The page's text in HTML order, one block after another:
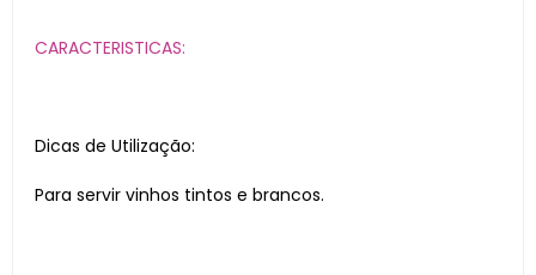
CARACTERISTICAS:
Dicas de Utilização:
Para servir vinhos tintos e brancos.